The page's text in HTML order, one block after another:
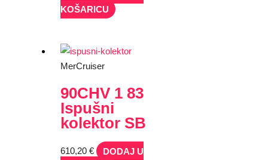
KOŠARICU
MerCruiser
90CHV 1 83
Ispušni
kolektor SB
610,20€
DODAJ U